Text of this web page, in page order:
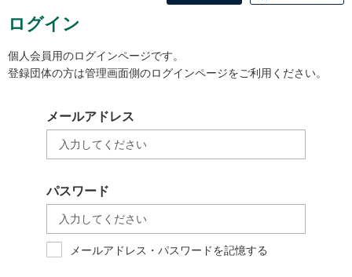
ログイン
個人会員用のログインページです。
登録団体の方は管理画面側のログインページをご利用ください。
メールアドレス
パスワード
メールアドレス・パスワードを記憶する